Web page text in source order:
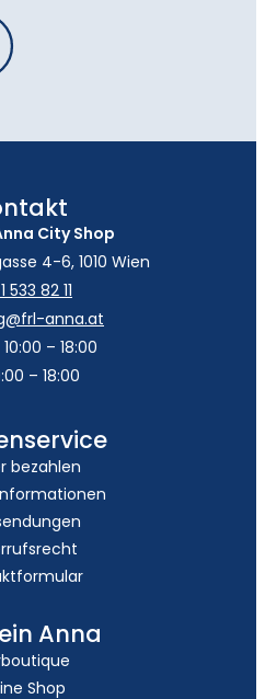
City Shop
4-6, 1010 Wien
533 82 11
anna.at
– 18:00
– 18:00
bezahlen
Anna
Shop